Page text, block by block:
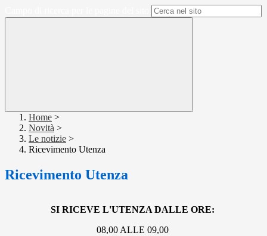
Home >
Novità >
Le notizie >
Ricevimento Utenza
Ricevimento Utenza
SI RICEVE L'UTENZA DALLE ORE:
08,00 ALLE 09,00